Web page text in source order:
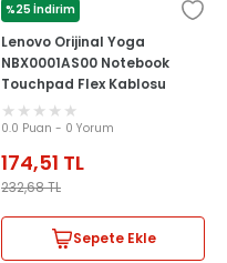
%25 İndirim
LENOVO
Lenovo Orijinal Yoga
NBX0001AS00 Notebook
Touchpad Flex Kablosu
0.0 Puan - 0 Yorum
174,51 TL
232,68TL
Sepete Ekle